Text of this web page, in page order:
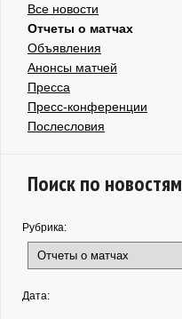
Все новости
Отчеты о матчах
Объявления
Анонсы матчей
Пресса
Пресс-конференции
Послесловия
Поиск по новостям
Рубрика:
Дата: